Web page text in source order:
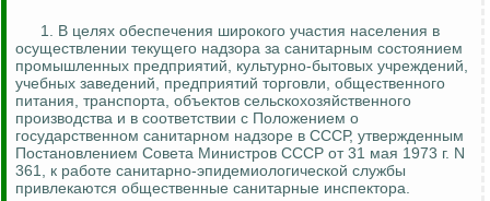
1. В целях обеспечения широкого участия населения в
осуществлении текущего надзора за санитарным состоянием
промышленных предприятий, культурно-бытовых учреждений,
учебных заведений, предприятий торговли, общественного
питания, транспорта, объектов сельскохозяйственного
производства и в соответствии с Положением о
государственном санитарном надзоре в СССР, утвержденным
Постановлением Совета Министров СССР от 31 мая 1973 г. N
361, к работе санитарно-эпидемиологической службы
привлекаются общественные санитарные инспектора.